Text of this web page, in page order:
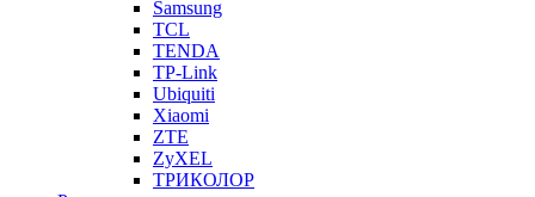
Samsung
TCL
TENDA
TP-Link
Ubiquiti
Xiaomi
ZTE
ZyXEL
ТРИКОЛОР